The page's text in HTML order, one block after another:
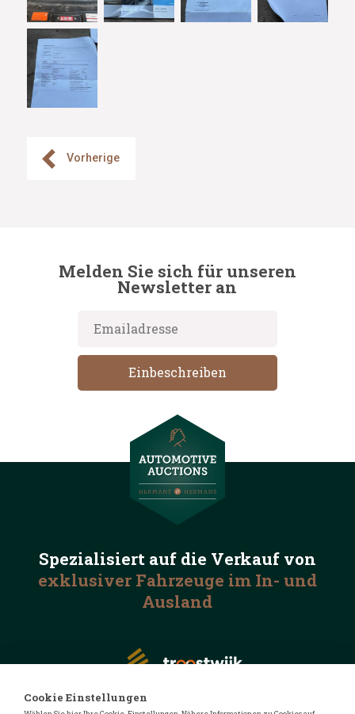
Vorherige
Melden Sie sich für unseren
Newsletter an
Spezialisiert auf die Verkauf von
exklusiver Fahrzeuge im In- und
Ausland
Cookie Einstellungen